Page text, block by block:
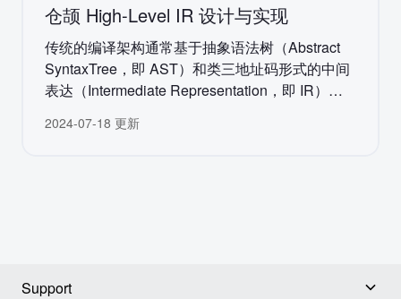
仓颉 High-Level IR 设计与实现
传统的编译架构通常基于抽象语法树（Abstract
SyntaxTree，即 AST）和类三地址码形式的中间
表达（Intermediate Representation，即 IR）两
2024-07-18 更新
Support